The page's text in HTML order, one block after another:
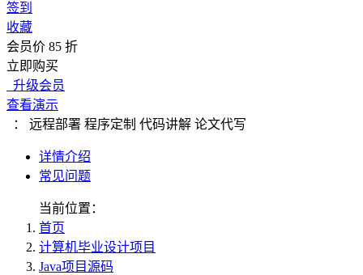
签到
收藏
会员价 85 折
立即购买
升级会员
查看演示
： 远程部署 程序定制 代码讲解 论文代写
详情介绍
常见问题
当前位置：
首页
计算机毕业设计项目
Java项目源码